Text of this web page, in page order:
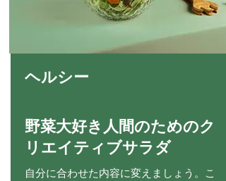
ヘルシー
野菜大好き人間のためのク
リエイティブサラダ
自分に合わせた内容に変えましょう。こ